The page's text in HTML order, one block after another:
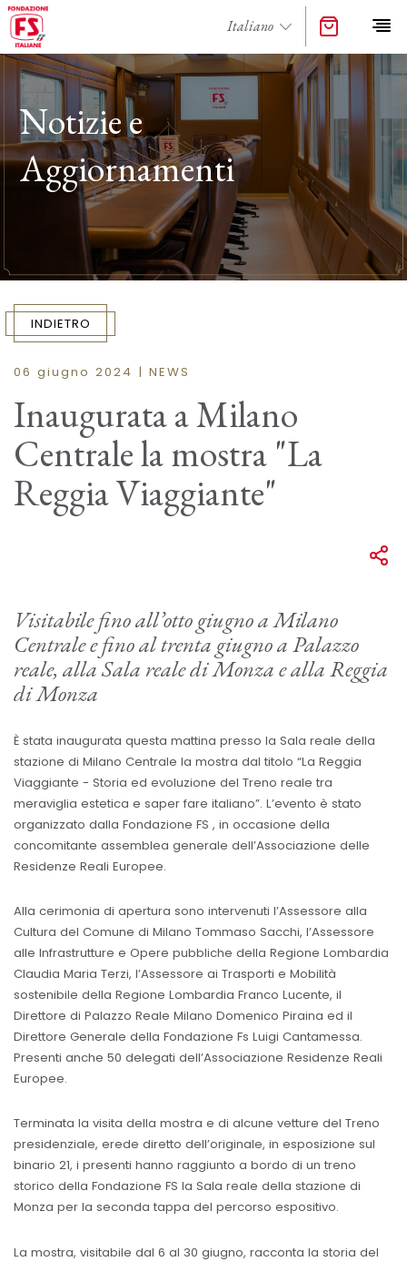
Notizie e
Aggiornamenti
INDIETRO
06 giugno 2024 | NEWS
Inaugurata a Milano
Centrale la mostra "La
Reggia Viaggiante"
Visitabile fino all’otto giugno a Milano
Centrale e fino al trenta giugno a Palazzo
reale, alla Sala reale di Monza e alla Reggia
di Monza
È stata inaugurata questa mattina presso la Sala reale della
stazione di Milano Centrale la mostra dal titolo “La Reggia
Viaggiante - Storia ed evoluzione del Treno reale tra
meraviglia estetica e saper fare italiano”. L’evento è stato
organizzato dalla Fondazione FS , in occasione della
concomitante assemblea generale dell’Associazione delle
Residenze Reali Europee.
Alla cerimonia di apertura sono intervenuti l’Assessore alla
Cultura del Comune di Milano Tommaso Sacchi, l’Assessore
alle Infrastrutture e Opere pubbliche della Regione Lombardia
Claudia Maria Terzi, l’Assessore ai Trasporti e Mobilità
sostenibile della Regione Lombardia Franco Lucente, il
Direttore di Palazzo Reale Milano Domenico Piraina ed il
Direttore Generale della Fondazione Fs Luigi Cantamessa.
Presenti anche 50 delegati dell’Associazione Residenze Reali
Europee.
Terminata la visita della mostra e di alcune vetture del Treno
presidenziale, erede diretto dell’originale, in esposizione sul
binario 21, i presenti hanno raggiunto a bordo di un treno
storico della Fondazione FS la Sala reale della stazione di
Monza per la seconda tappa del percorso espositivo.
La mostra, visitabile dal 6 al 30 giugno, racconta la storia del